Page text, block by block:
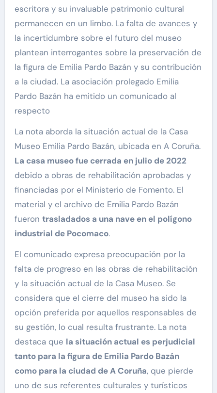
escritora y su invaluable patrimonio cultural
permanecen en un limbo. La falta de avances y
la incertidumbre sobre el futuro del museo
plantean interrogantes sobre la preservación de
la figura de Emilia Pardo Bazán y su contribución
a la ciudad. La asociación prolegado Emilia
Pardo Bazán ha emitido un comunicado al
respecto
La nota aborda la situación actual de la Casa
Museo Emilia Pardo Bazán, ubicada en A Coruña.
La casa museo fue cerrada en julio de 2022
debido a obras de rehabilitación aprobadas y
financiadas por el Ministerio de Fomento. El
material y el archivo de Emilia Pardo Bazán
fueron trasladados a una nave en el polígono
industrial de Pocomaco.
El comunicado expresa preocupación por la
falta de progreso en las obras de rehabilitación
y la situación actual de la Casa Museo. Se
considera que el cierre del museo ha sido la
opción preferida por aquellos responsables de
su gestión, lo cual resulta frustrante. La nota
destaca que la situación actual es perjudicial
tanto para la figura de Emilia Pardo Bazán
como para la ciudad de A Coruña, que pierde
uno de sus referentes culturales y turísticos